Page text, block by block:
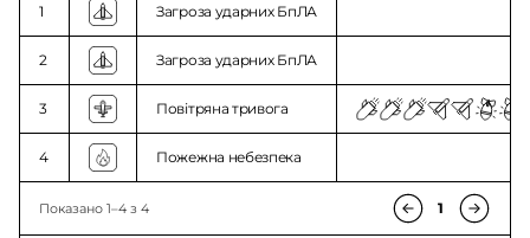
1 Загроза ударних БпЛА
2 Загроза ударних БпЛА
3 Повітряна тривога
4 Пожежна небезпека
Показано 1–4 з 4 1